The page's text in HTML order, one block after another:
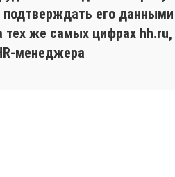
его
же самых цифрах hh.ru,
менеджера